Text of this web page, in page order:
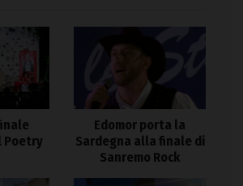
Poetry
Edomor porta la
Sardegna alla finale di
Sanremo Rock